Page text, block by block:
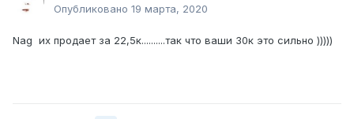
Опубликовано 19 марта, 2020
Nag их продает за 22,5к..........так что ваши 30к это сильно )))))